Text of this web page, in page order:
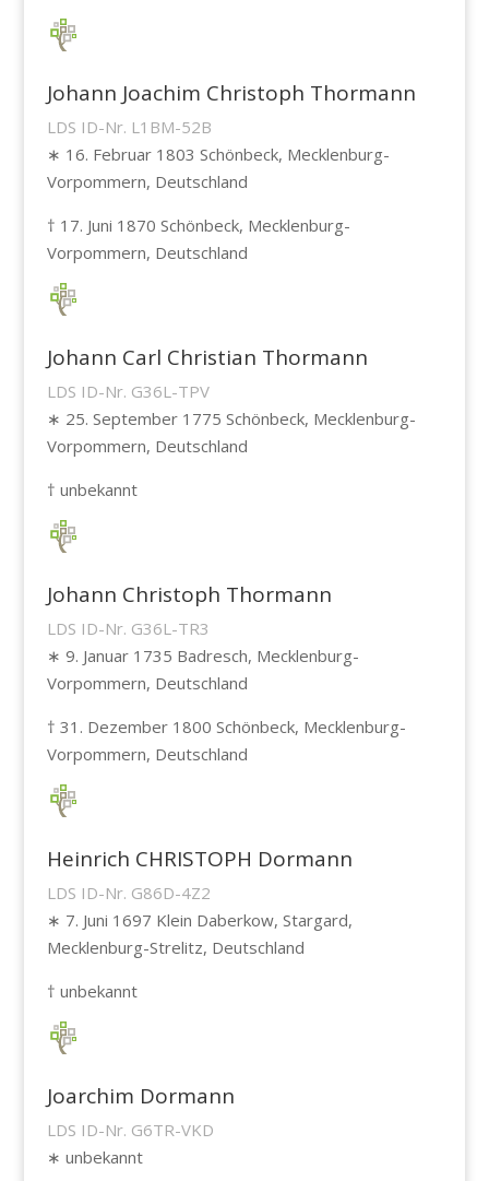
Johann Joachim Christoph Thormann
LDS ID-Nr. L1BM-52B
∗ 16. Februar 1803 Schönbeck, Mecklenburg-
Vorpommern, Deutschland
† 17. Juni 1870 Schönbeck, Mecklenburg-
Vorpommern, Deutschland
Johann Carl Christian Thormann
LDS ID-Nr. G36L-TPV
∗ 25. September 1775 Schönbeck, Mecklenburg-
Vorpommern, Deutschland
† unbekannt
Johann Christoph Thormann
LDS ID-Nr. G36L-TR3
∗ 9. Januar 1735 Badresch, Mecklenburg-
Vorpommern, Deutschland
† 31. Dezember 1800 Schönbeck, Mecklenburg-
Vorpommern, Deutschland
Heinrich CHRISTOPH Dormann
LDS ID-Nr. G86D-4Z2
∗ 7. Juni 1697 Klein Daberkow, Stargard,
Mecklenburg-Strelitz, Deutschland
† unbekannt
Joarchim Dormann
LDS ID-Nr. G6TR-VKD
∗ unbekannt